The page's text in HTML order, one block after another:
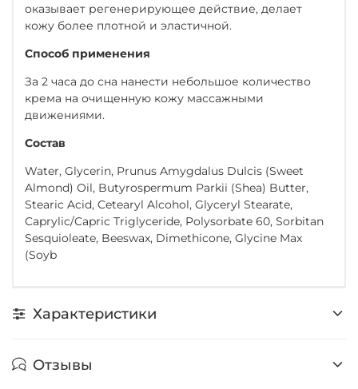
оказывает регенерирующее действие, делает
кожу более плотной и эластичной.
Способ применения
За 2 часа до сна нанести небольшое количество
крема на очищенную кожу массажными
движениями.
Состав
Water, Glycerin, Prunus Amygdalus Dulcis (Sweet
Almond) Oil, Butyrospermum Parkii (Shea) Butter,
Stearic Acid, Cetearyl Alcohol, Glyceryl Stearate,
Caprylic/Capric Triglyceride, Polysorbate 60, Sorbitan
Sesquioleate, Beeswax, Dimethicone, Glycine Max
(Soyb
Характеристики
Отзывы